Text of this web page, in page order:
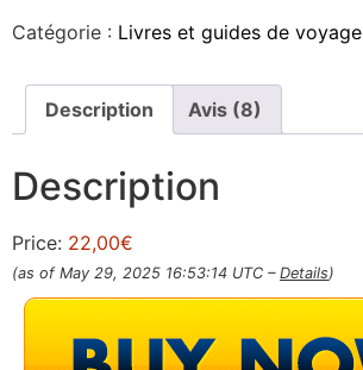
Catégorie : Livres et guides de voyage
Description Avis (8)
Description
Price: 22,00€
(as of May 29, 2025 16:53:14 UTC – Details)